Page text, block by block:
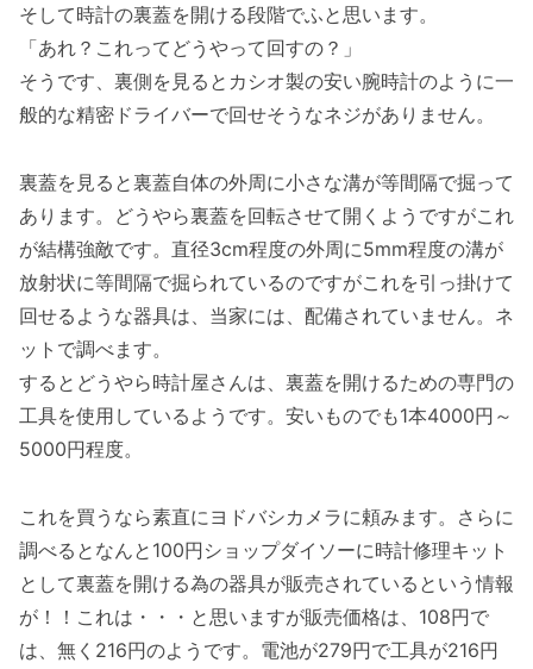
そして時計の裏蓋を開ける段階でふと思います。
「あれ？これってどうやって回すの？」
そうです、裏側を見るとカシオ製の安い腕時計のように一
般的な精密ドライバーで回せそうなネジがありません。
裏蓋を見ると裏蓋自体の外周に小さな溝が等間隔で掘って
あります。どうやら裏蓋を回転させて開くようですがこれ
が結構強敵です。直径3cm程度の外周に5mm程度の溝が
放射状に等間隔で掘られているのですがこれを引っ掛けて
回せるような器具は、当家には、配備されていません。ネ
ットで調べます。
するとどうやら時計屋さんは、裏蓋を開けるための専門の
工具を使用しているようです。安いものでも1本4000円～
5000円程度。
これを買うなら素直にヨドバシカメラに頼みます。さらに
調べるとなんと100円ショップダイソーに時計修理キット
として裏蓋を開ける為の器具が販売されているという情報
が！！これは・・・と思いますが販売価格は、108円で
は、無く216円のようです。電池が279円で工具が216円